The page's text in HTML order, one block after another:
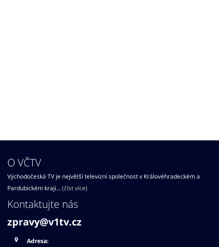
O VČTV
Východočeská TV je největší televizní společnost v Královéhradeckém a
Pardubickém kraji...(číst více)
Kontaktujte nás
zpravy@v1tv.cz
Adresa: